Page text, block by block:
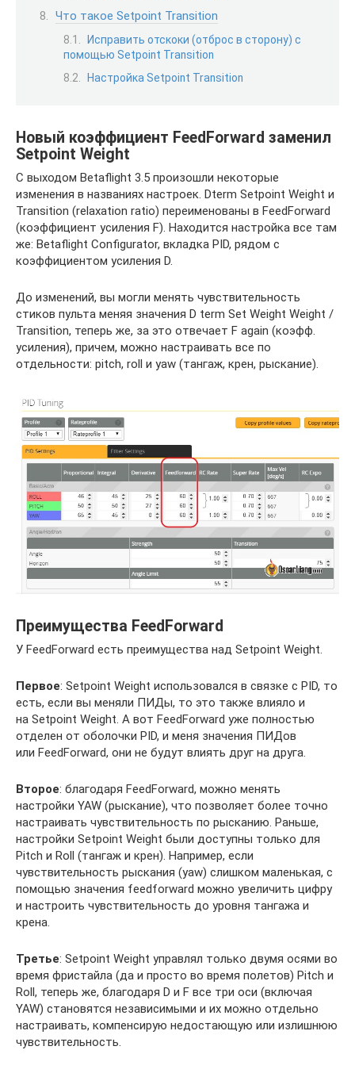
Что такое Setpoint Transition
Исправить отскоки (отброс в сторону) с
помощью Setpoint Transition
Настройка Setpoint Transition
Новый коэффициент FeedForward заменил
Setpoint Weight
С выходом Betaflight 3.5 произошли некоторые
изменения в названиях настроек. Dterm Setpoint Weight и
Transition (relaxation ratio) переименованы в FeedForward
(коэффициент усиления F). Находится настройка все там
же: Betaflight Configurator, вкладка PID, рядом с
коэффициентом усиления D.
До изменений, вы могли менять чувствительность
стиков пульта меняя значения D term Set Weight Weight /
Transition, теперь же, за это отвечает F again (коэфф.
усиления), причем, можно настраивать все по
отдельности: pitch, roll и yaw (тангаж, крен, рыскание).
Преимущества FeedForward
У FeedForward есть преимущества над Setpoint Weight.
Первое: Setpoint Weight использовался в связке с PID, то
есть, если вы меняли ПИДы, то это также влияло и
на Setpoint Weight. А вот FeedForward уже полностью
отделен от оболочки PID, и меня значения ПИДов
или FeedForward, они не будут влиять друг на друга.
Второе: благодаря FeedForward, можно менять
настройки YAW (рыскание), что позволяет более точно
настраивать чувствительность по рысканию. Раньше,
настройки Setpoint Weight были доступны только для
Pitch и Roll (тангаж и крен). Например, если
чувствительность рыскания (yaw) слишком маленькая, с
помощью значения feedforward можно увеличить цифру
и настроить чувствительность до уровня тангажа и
крена.
Третье: Setpoint Weight управлял только двумя осями во
время фристайла (да и просто во время полетов) Pitch и
Roll, теперь же, благодаря D и F все три оси (включая
YAW) становятся независимыми и их можно отдельно
настраивать, компенсирую недостающую или излишнюю
чувствительность.